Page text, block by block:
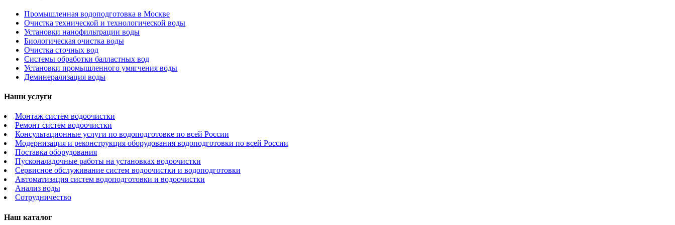
Промышленная водоподготовка в Москве
Очистка технической и технологической воды
Установки нанофильтрации воды
Биологическая очистка воды
Очистка сточных вод
Системы обработки балластных вод
Установки промышленного умягчения воды
Деминерализация воды
Наши услуги
Монтаж систем водоочистки
Ремонт систем водоочистки
Консультационные услуги по водоподготовке по всей России
Модернизация и реконструкция оборудования водоподготовки по всей России
Поставка оборудования
Пусконаладочные работы на установках водоочистки
Сервисное обслуживание систем водоочистки и водоподготовки
Автоматизация систем водоподготовки и водоочистки
Анализ воды
Сотрудничество
Наш каталог